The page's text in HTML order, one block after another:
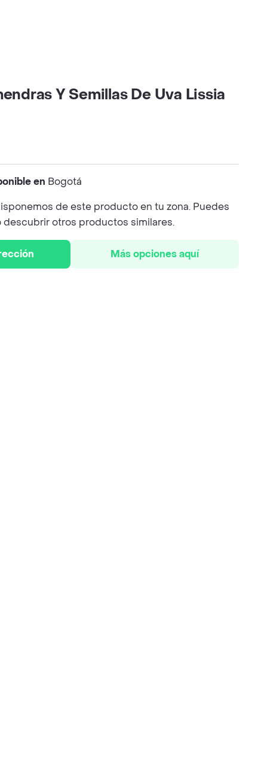
Y Semillas De Uva Lissia
en Bogotá
de este producto en tu zona. Puedes
descubrir otros productos similares.
Más opciones aquí